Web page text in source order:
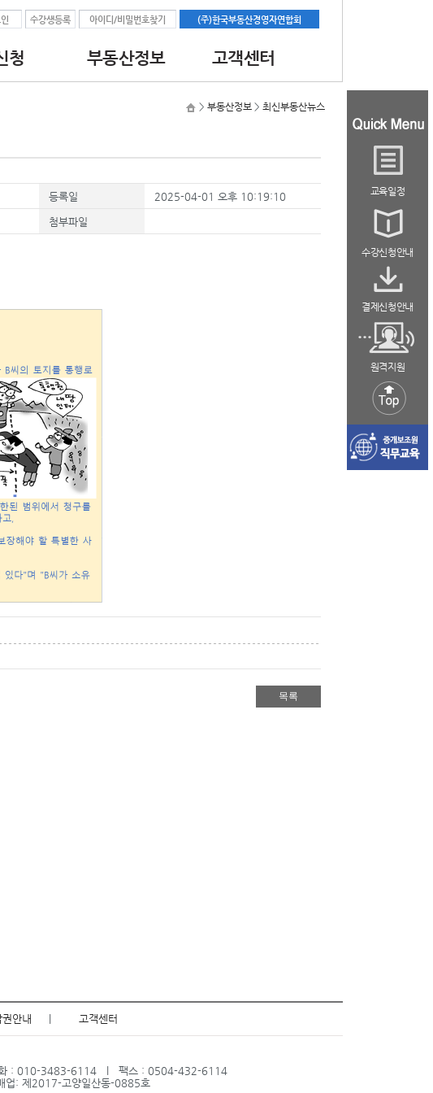
수강생등록 아이디/비밀번호찾기 (주)한국부동산경영자연합회
청
개사 교육과정 부동산정보
공지사항
고객센터
교육일정
수강신청안내
결제신청안내
원격지원
> 부동산정보 > 최신부동산뉴스
등록일 2025-04-01 오후 10:19:10
첨부파일
목록
안내 고객센터
화 : 010-3483-6114 l 팩스 : 0504-432-6114
: 제2017-고양일산동-0885호